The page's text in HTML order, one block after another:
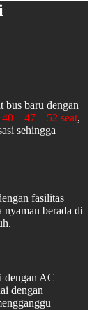
bus baru dengan
– 47 – 52 seat,
sehingga
fasilitas
nyaman berada di
dengan AC
dengan